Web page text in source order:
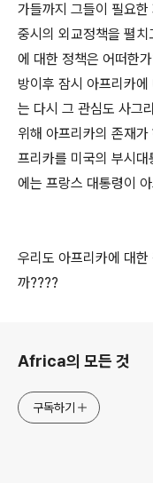
가들까지 그들이 필요
중시의 외교정책을 펼
에 대한 정책은 어떠한
방이후 잠시 아프리카
는 다시 그 관심도 사그
위해 아프리카의 존재
프리카를 미국의 부시
에는 프랑스 대통령이
우리도 아프리카에 대
까????
Africa의 모든 것
구독하기